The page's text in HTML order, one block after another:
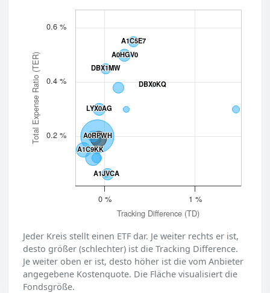
Tracking Difference (TD)
Total Expense Ratio (TER) LYX0AG
LYX0AG
A0HGV0
A0HGV0
A1C5E7
A1C5E7
A0RPWH
A0RPWH
A1C9KK
A1C9KK
A1JVCA
A1JVCA
DBX1MW
DBX1MW
DBX0KQ
DBX0KQ
0 % 1 %
0.2 %
0.4 %
0.6 %
Jeder Kreis stellt einen ETF dar. Je weiter rechts er ist,
desto größer (schlechter) ist die Tracking Difference.
Je weiter oben er ist, desto höher ist die vom Anbieter
angegebene Kostenquote. Die Fläche visualisiert die
Fondsgröße.